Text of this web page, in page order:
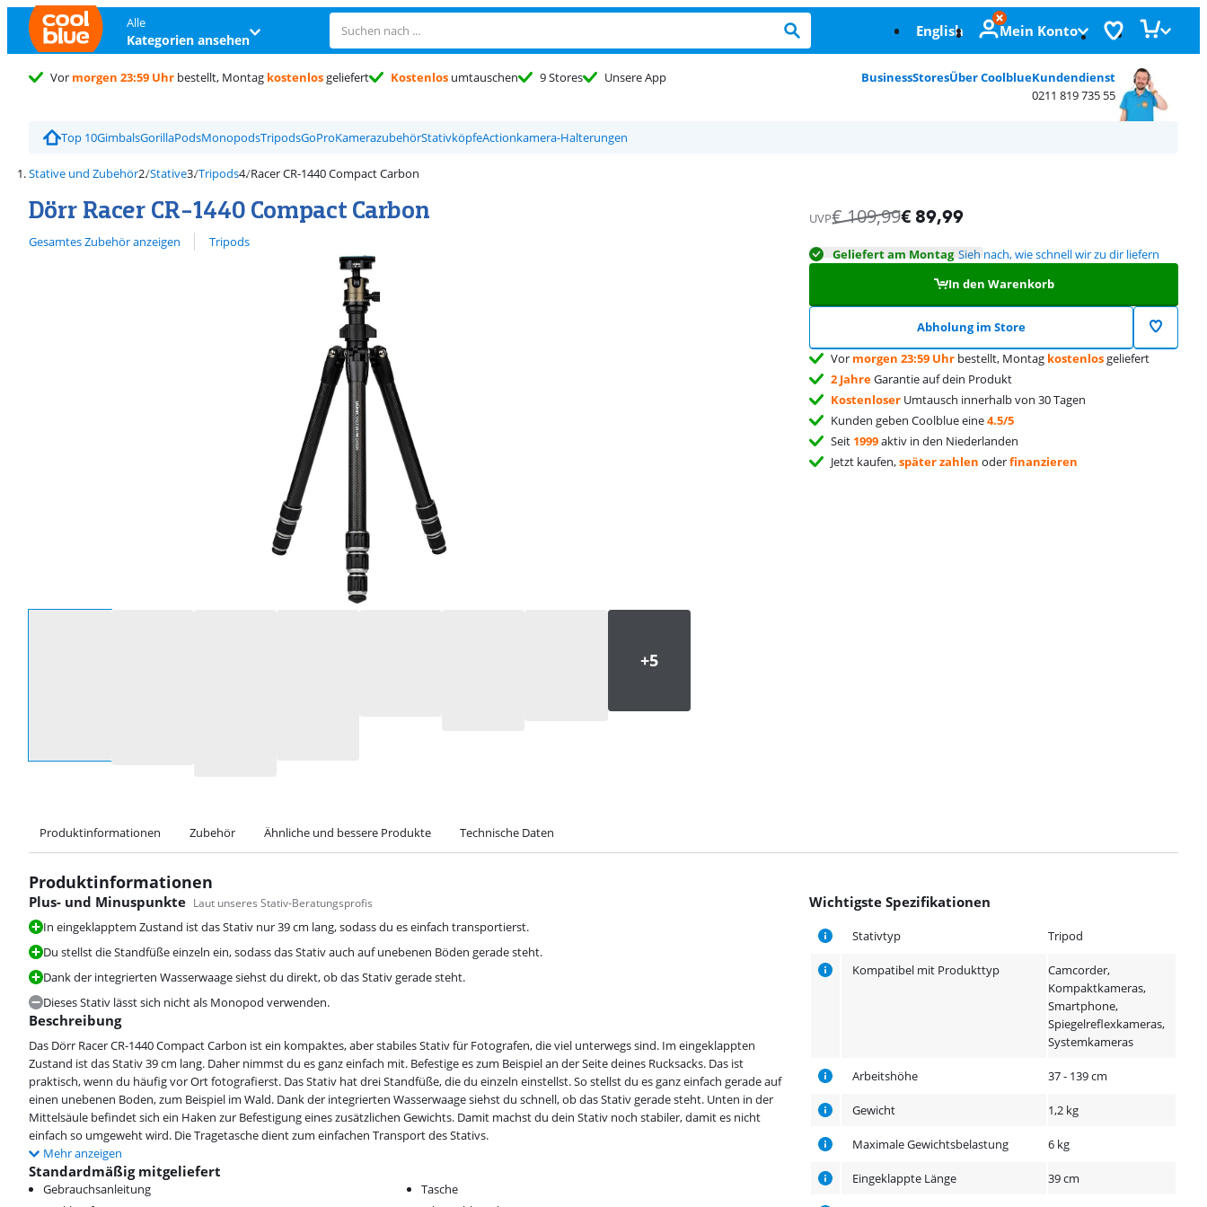
Alle
Kategorien ansehen English Mein Konto
Vor morgen 23:59 Uhr bestellt, Montag kostenlosgeliefert Kostenlos umtauschen 9 Stores
Unsere App
BusinessStoresÜber CoolblueKundendienst
0211 819 735 55
Top 10GimbalsGorillaPodsMonopodsTripodsGoProKamerazubehörStativköpfeActionkamera-Halterungen
Stative und Zubehör Stative Tripods Racer CR-1440 Compact Carbon
Dörr Racer CR-1440 Compact Carbon
Gesamtes Zubehör anzeigen
Alle ansehen Tripods
UVP€109,99€ 89,99
Geliefert am Montag Sieh nach, wie schnell wir zu dir liefern
In den Warenkorb
Abholung im Store
Vor morgen 23:59 Uhr bestellt, Montag kostenlosgeliefert
2 JahreGarantie auf dein Produkt
Kostenloser Umtausch innerhalb von 30 Tagen
Kunden geben Coolblue eine4.5/5
Seit 1999aktiv in den Niederlanden
Jetzt kaufen,später zahlen oderfinanzieren
Produktinformationen Zubehör Ähnliche und bessere Produkte Technische Daten
Produktinformationen
Wichtigste Spezifikationen
Stativtyp Tripod
Kompatibel mit Produkttyp
Camcorder,
Kompaktkameras,
Smartphone,
Spiegelreflexkameras,
Systemkameras
Arbeitshöhe 37 - 139 cm
Gewicht 1,2 kg
Maximale Gewichtsbelastung 6 kg
Eingeklappte Länge 39 cm
Plus- und Minuspunkte Laut unseres Stativ-Beratungsprofis
In eingeklapptem Zustand ist das Stativ nur 39 cm lang, sodass du es einfach transportierst.
Du stellst die Standfüße einzeln ein, sodass das Stativ auch auf unebenen Böden gerade steht.
Dank der integrierten Wasserwaage siehst du direkt, ob das Stativ gerade steht.
Dieses Stativ lässt sich nicht als Monopod verwenden.
Beschreibung
Das Dörr Racer CR-1440 Compact Carbon ist ein kompaktes, aber stabiles Stativ für Fotografen, die viel unterwegs sind. Im eingeklappten
Zustand ist das Stativ 39 cm lang. Daher nimmst du es ganz einfach mit. Befestige es zum Beispiel an der Seite deines Rucksacks. Das ist
praktisch, wenn du häufig vor Ort fotografierst. Das Stativ hat drei Standfüße, die du einzeln einstellst. So stellst du es ganz einfach gerade auf
einen unebenen Boden, zum Beispiel im Wald. Dank der integrierten Wasserwaage siehst du schnell, ob das Stativ gerade steht. Unten in der
Mittelsäule befindet sich ein Haken zur Befestigung eines zusätzlichen Gewichts. Damit machst du dein Stativ noch stabiler, damit es nicht
einfach so umgeweht wird. Die Tragetasche dient zum einfachen Transport des Stativs.
Mehr anzeigen
Standardmäßig mitgeliefert
Gebrauchsanleitung
Tasche